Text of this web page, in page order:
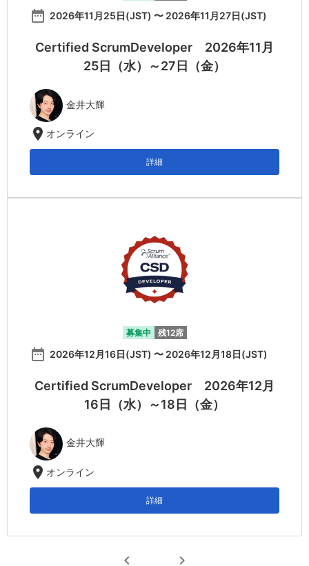
date_range 2026年11月25日(JST) 〜 2026年11月27日(JST)
Certified ScrumDeveloper 2026年11月
25日（水）～27日（金）
金井大輝
location_on オンライン
詳細
募集中 残12席
date_range 2026年12月16日(JST) 〜 2026年12月18日(JST)
Certified ScrumDeveloper 2026年12月
16日（水）～18日（金）
金井大輝
location_on オンライン
詳細
chevron_left chevron_right